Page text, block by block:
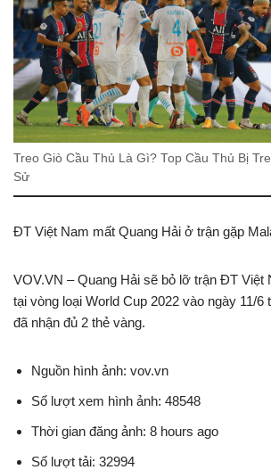
Treo Giò Cầu Thủ Là Gì? Top Cầu Thủ Bị
Sử
ĐT Việt Nam mất Quang Hải ở trận gặp
VOV.VN – Quang Hải sẽ bỏ lỡ trận ĐT Việt
tại vòng loại World Cup 2022 vào ngày 11/6
đã nhận đủ 2 thẻ vàng.
Nguồn hình ảnh: vov.vn
Số lượt xem hình ảnh: 48548
Thời gian đăng ảnh: 8 hours ago
Số lượt tải: 32994